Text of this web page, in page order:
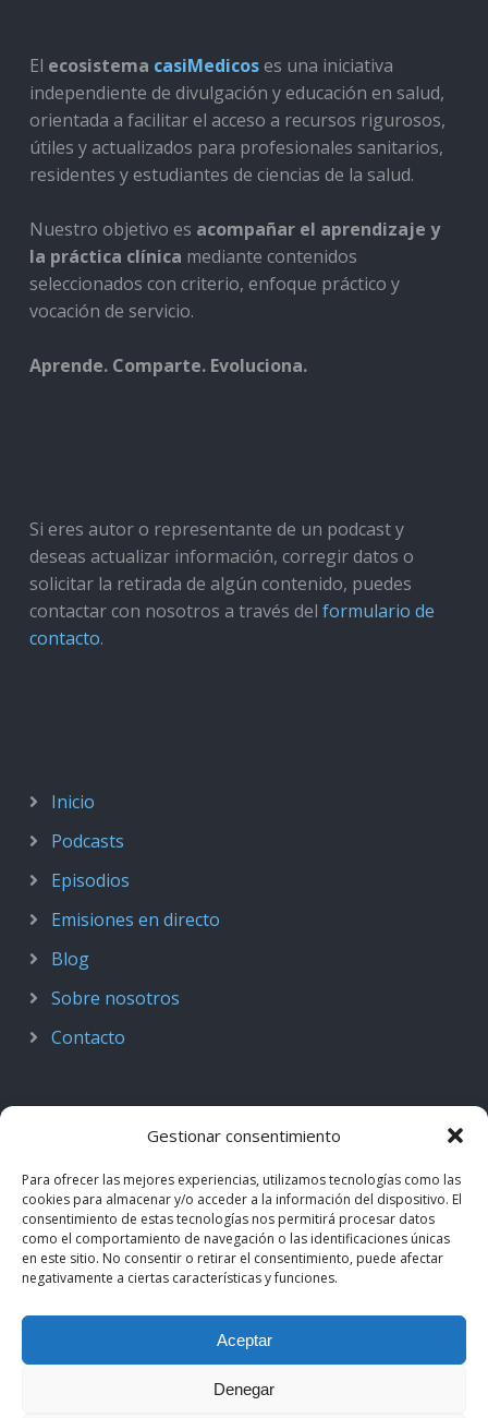
Gestionar consentimiento
Para ofrecer las mejores experiencias, utilizamos tecnologías como las
cookies para almacenar y/o acceder a la información del dispositivo. El
consentimiento de estas tecnologías nos permitirá procesar datos
como el comportamiento de navegación o las identificaciones únicas
en este sitio. No consentir o retirar el consentimiento, puede afectar
negativamente a ciertas características y funciones.
Aceptar
Denegar
El ecosistema casiMedicoses una iniciativa
independiente de divulgación y educación en salud,
orientada a facilitar el acceso a recursos rigurosos,
útiles y actualizados para profesionales sanitarios,
residentes y estudiantes de ciencias de la salud.
Nuestro objetivo es acompañar el aprendizaje y
la práctica clínica mediante contenidos
seleccionados con criterio, enfoque práctico y
vocación de servicio.
Aprende. Comparte. Evoluciona.
Si eres autor o representante de un podcast y
deseas actualizar información, corregir datos o
solicitar la retirada de algún contenido, puedes
contactar con nosotros a través del formulario de
contacto.
Inicio
Podcasts
Episodios
Emisiones en directo
Blog
Sobre nosotros
Contacto
Podcast de Medicina · by casiMedicos
Radio casiMedicos
. Los contenidos pertenecen a sus
autores originales y se muestran mediante